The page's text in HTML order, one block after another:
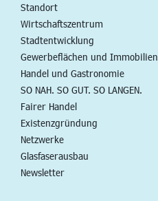
Standort
Wirtschaftszentrum
Stadtentwicklung
Gewerbeflächen und Immobilien
Handel und Gastronomie
SO NAH. SO GUT. SO LANGEN.
Fairer Handel
Existenzgründung
Netzwerke
Glasfaserausbau
Newsletter